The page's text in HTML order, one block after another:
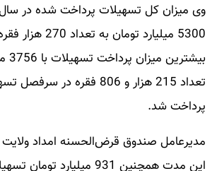
وی میزان کل تسهیلات پرداخت شده در
5300 میلیارد
تعداد 215 هزار و 806 فقره در
پرداخت شد.
مدیرعامل صندوق قرض‌الحسنه امداد